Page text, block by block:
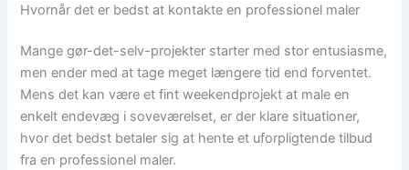
Hvornår det er bedst at kontakte en professionel maler
Mange gør-det-selv-projekter starter med stor entusiasme,
men ender med at tage meget længere tid end forventet.
Mens det kan være et fint weekendprojekt at male en
enkelt endevæg i soveværelset, er der klare situationer,
hvor det bedst betaler sig at hente et uforpligtende tilbud
fra en professionel maler.